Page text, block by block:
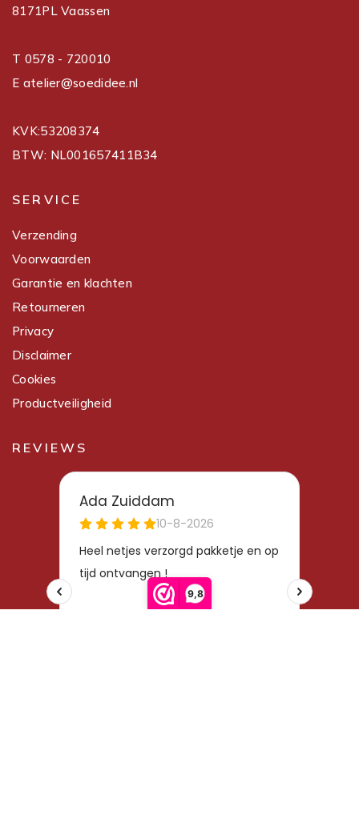
9,8
8171PL Vaassen
T 0578 - 720010
E atelier@soedidee.nl
KVK:53208374
BTW: NL001657411B34
SERVICE
Verzending
Voorwaarden
Garantie en klachten
Retourneren
Privacy
Disclaimer
Cookies
Productveiligheid
REVIEWS